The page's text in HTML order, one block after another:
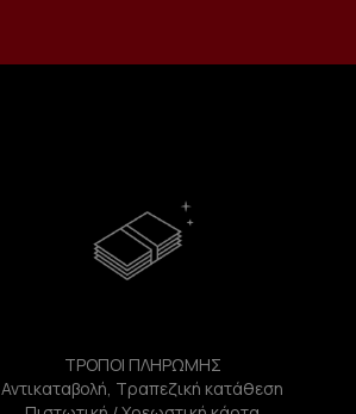
ΤΡΟΠΟΙ ΠΛΗΡΩΜΗΣ
Αντικαταβολή, Τραπεζική κατάθεση